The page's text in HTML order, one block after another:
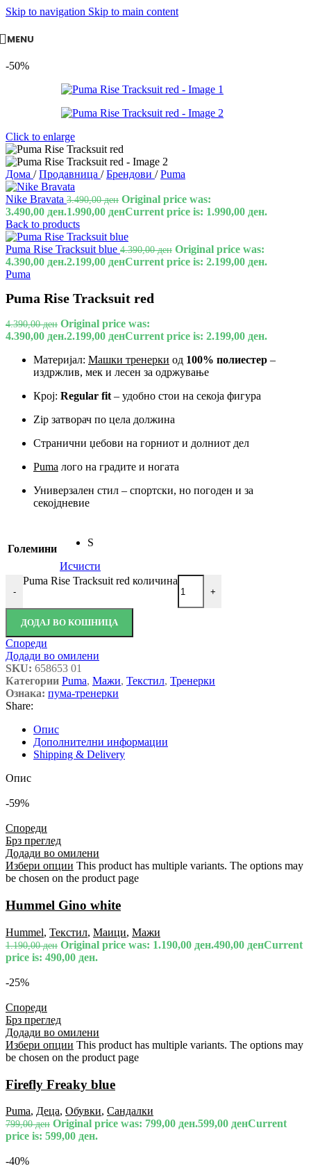
Skip to navigation Skip to main content
MENU
-50%
Click to enlarge
Дома / Продавница / Брендови / Puma
Nike Bravata 3.490,00ден Original price was:
3.490,00 ден.1.990,00 денCurrent price is: 1.990,00 ден.
Back to products
Puma Rise Tracksuit blue 4.390,00ден Original price was:
4.390,00 ден.2.199,00 денCurrent price is: 2.199,00 ден.
Puma
Puma Rise Tracksuit red
4.390,00ден Original price was:
4.390,00 ден.2.199,00 денCurrent price is: 2.199,00 ден.
Материјал: Машки тренерки од 100% полиестер –
издржлив, мек и лесен за одржување
Крој: Regular fit – удобно стои на секоја фигура
Zip затворач по цела должина
Странични џебови на горниот и долниот дел
Puma лого на градите и ногата
Универзален стил – спортски, но погоден и за
секојдневие
Големини
S
Исчисти
-
Puma Rise Tracksuit red количина
+
ДОДАЈ ВО КОШНИЦА
Спореди
Додади во омилени
SKU: 658653 01
Категории Puma, Мажи, Текстил, Тренерки
Ознака: пума-тренерки
Share:
Опис
Дополнителни информации
Shipping & Delivery
Опис
-59%
Спореди
Брз преглед
Додади во омилени
Избери опции This product has multiple variants. The options may
be chosen on the product page
Hummel Gino white
Hummel, Текстил, Маици, Мажи
1.190,00ден Original price was: 1.190,00 ден.490,00 денCurrent
price is: 490,00 ден.
-25%
Спореди
Брз преглед
Додади во омилени
Избери опции This product has multiple variants. The options may
be chosen on the product page
Firefly Freaky blue
Puma, Деца, Обувки, Сандалки
799,00ден Original price was: 799,00 ден.599,00 денCurrent
price is: 599,00 ден.
-40%